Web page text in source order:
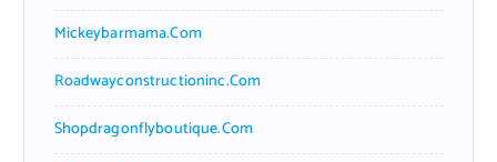
Mickeybarmama.com
Roadwayconstructioninc.com
Shopdragonflyboutique.com